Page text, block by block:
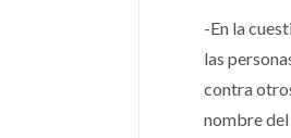
-En la
las
contra
nombre